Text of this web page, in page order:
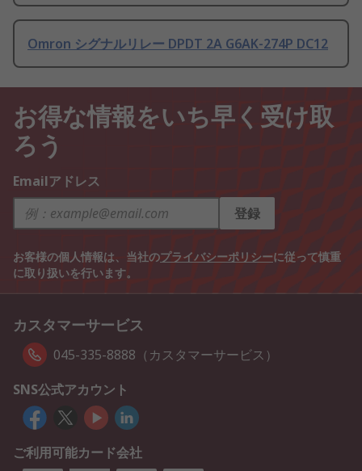
Omron シグナルリレー DPDT 2A G6AK-274P DC12
お得な情報をいち早く受け取
ろう
Emailアドレス
登録
お客様の個人情報は、当社のプライバシーポリシーに従って慎重
に取り扱いを行います。
カスタマーサービス
045-335-8888（カスタマーサービス）
SNS公式アカウント
ご利用可能カード会社